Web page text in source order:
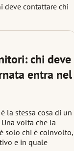
deve contattare chi
chi deve
entra nel
la stessa cosa di un
volta che la
solo chi è coinvolto,
e in quale